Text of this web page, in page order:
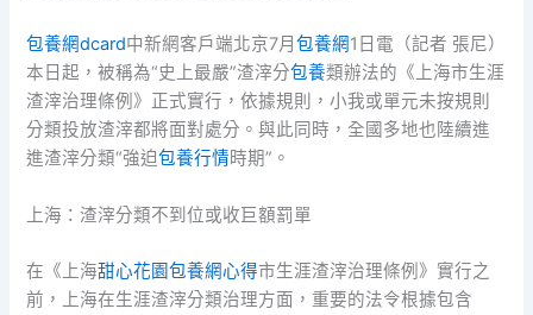
包養網dcard中新網客戶端北京7月包養網1日電（記者 張尼）
本日起，被稱為“史上最嚴”渣滓分包養類辦法的《上海市生涯
渣滓治理條例》正式實行，依據規則，小我或單元未按規則
分類投放渣滓都將面對處分。與此同時，全國多地也陸續進
進渣滓分類“強迫包養行情時期”。
上海：渣滓分類不到位或收巨額罰單
在《上海甜心花園包養網心得市生涯渣滓治理條例》實行之
前，上海在生涯渣滓分類治理方面，重要的法令根據包含